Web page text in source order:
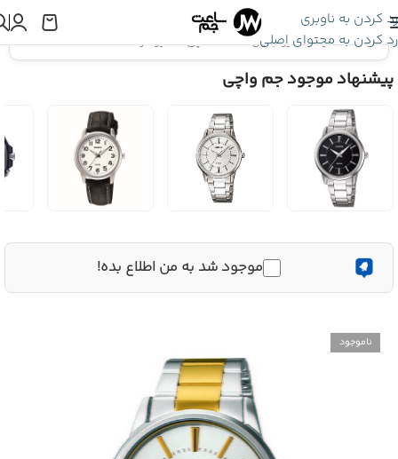
رد کردن به ناوبری
رد کردن به محتوای اصلی
اینجا هستید:کاسیو جنرال»ساعت مچی کاسیو مردانه MTP-1303SG-7A
پیشنهاد موجود جم واچی
موجود شد به من اطلاع بده!
ناموجود